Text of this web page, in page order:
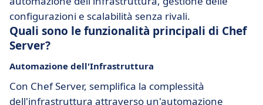
configurazioni e scalabilità senza rivali.
Quali sono le funzionalità principali di Chef
Server?
Automazione dell'Infrastruttura
Con Chef Server, semplifica la complessità
dell'infrastruttura attraverso un'automazione